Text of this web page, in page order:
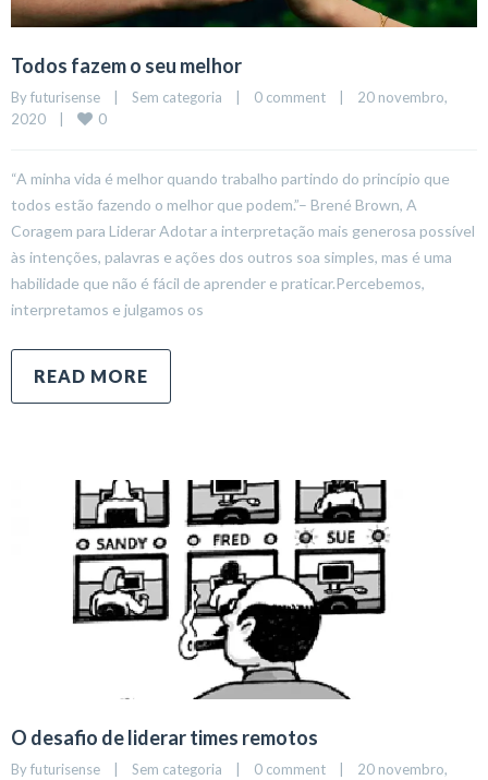
Todos fazem o seu melhor
By futurisense Sem categoria 0 comment
20 novembro,
2020
0
“A minha vida é melhor quando trabalho partindo do princípio que
todos estão fazendo o melhor que podem.”– Brené Brown, A
Coragem para Liderar Adotar a interpretação mais generosa possível
às intenções, palavras e ações dos outros soa simples, mas é uma
habilidade que não é fácil de aprender e praticar.Percebemos,
interpretamos e julgamos os
READ MORE
O desafio de liderar times remotos
By futurisense Sem categoria 0 comment
20 novembro,